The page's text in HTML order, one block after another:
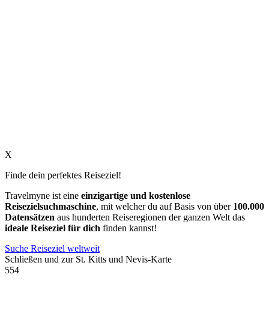
X
Finde dein perfektes Reiseziel!
Travelmyne ist eine einzigartige und kostenlose
Reisezielsuchmaschine, mit welcher du auf Basis von über 100.000
Datensätzen aus hunderten Reiseregionen der ganzen Welt das
ideale Reiseziel für dich finden kannst!
Suche Reiseziel weltweit
Schließen und zur St. Kitts und Nevis-Karte
554